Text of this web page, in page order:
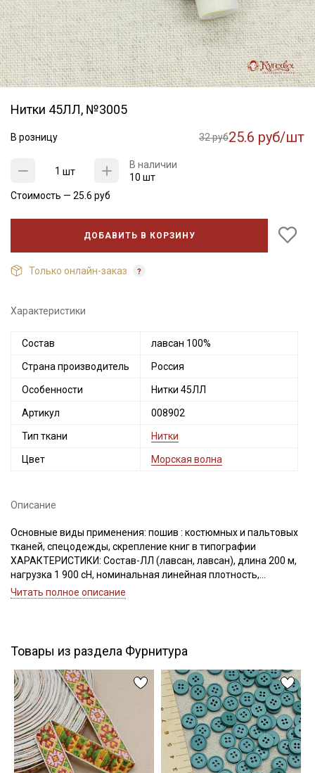
Нитки 45ЛЛ, №3005
В розницу 32 руб25.6 руб/шт
шт
В наличии
10 шт
Стоимость — 25.6 руб
ДОБАВИТЬ В КОРЗИНУ
Только онлайн-заказ
Характеристики
Состав лавсан 100%
Страна производитель Россия
Особенности Нитки 45ЛЛ
Артикул 008902
Тип ткани Нитки
Цвет Морская волна
Описание
Основные виды применения: пошив : костюмных и пальтовых
тканей, спецодежды, скрепление книг в типографии
ХАРАКТЕРИСТИКИ: Состав-ЛЛ (лавсан, лавсан), длина 200 м,
нагрузка 1 900 сН, номинальная линейная плотность,
Текс(структура)- 43,5 (21Текс*2)
Читать полное описание
Товары из раздела Фурнитура
Мы публикуем здесь дополнительные
категории тканей
Ознакомлен(а) сПолитикой обработки персональных
данныхи даю
Согласие на обработку персональных
данных